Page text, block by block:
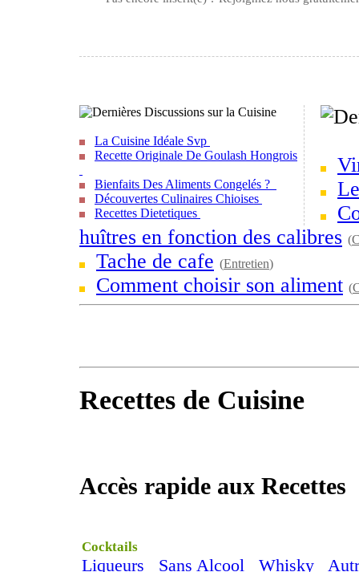
La Cuisine Idéale Svp
Recette Originale De Goulash Hongrois
Bienfaits Des Aliments Congelés ?
Découvertes Culinaires Chioises
Recettes Dietetiques
huîtres en fonction des calibres (
Tache de cafe (Entretien)
Comment choisir son aliment (
Recettes de Cuisine
Accès rapide aux Recettes
Cocktails
Liqueurs Sans Alcool Whisky